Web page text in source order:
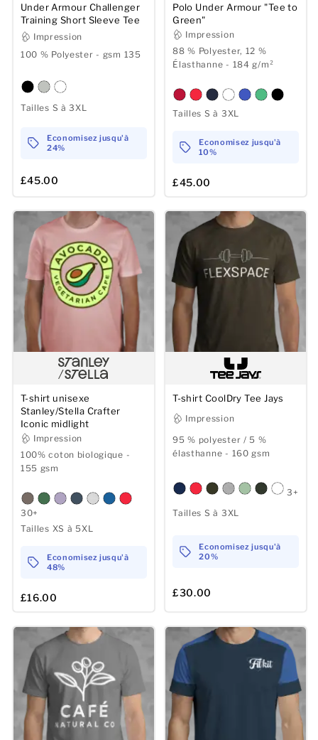
Under Armour Challenger
Training Short Sleeve Tee
Impression
100 % Polyester - gsm 135
Tailles S à 3XL
Economisez jusqu'à
24%
£45.00
Polo Under Armour "Tee to
Green"
Impression
88 % Polyester, 12 %
Élasthanne - 184 g/m²
Tailles S à 3XL
Economisez jusqu'à
10%
£45.00
T-shirt unisexe
Stanley/Stella Crafter
Iconic midlight
Impression
100% coton biologique -
155 gsm
30+
Tailles XS à 5XL
Economisez jusqu'à
48%
£16.00
T-shirt CoolDry Tee Jays
Impression
95 % polyester / 5 %
élasthanne - 160 gsm
3+
Tailles S à 3XL
Economisez jusqu'à
20%
£30.00